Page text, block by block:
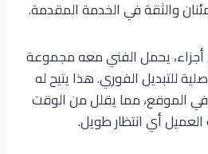
والثقة في الخدمة المقدمة.
أجزاء، يحمل الفني معه مجموعة
للتبديل الفوري. هذا يتيح له
الموقع، مما يقلل من الوقت
أي انتظار طويل.